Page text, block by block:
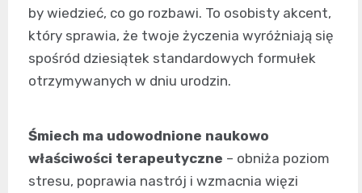
by wiedzieć, co go rozbawi. To osobisty akcent,
który sprawia, że twoje życzenia wyróżniają się
spośród dziesiątek standardowych formułek
otrzymywanych w dniu urodzin.
Śmiech ma udowodnione naukowo
właściwości terapeutyczne – obniża poziom
stresu, poprawia nastrój i wzmacnia więzi